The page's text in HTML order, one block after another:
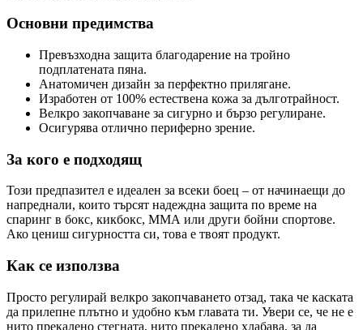
Основни предимства
Превъзходна защита благодарение на тройно
подплатената пяна.
Анатомичен дизайн за перфектно прилягане.
Изработен от 100% естествена кожа за дълготрайност.
Велкро закопчаване за сигурно и бързо регулиране.
Осигурява отлично периферно зрение.
За кого е подходящ
Този предпазител е идеален за всеки боец – от начинаещи до
напреднали, които търсят надеждна защита по време на
спаринг в бокс, кикбокс, ММА или други бойни спортове.
Ако цениш сигурността си, това е твоят продукт.
Как се използва
Просто регулирай велкро закопчаването отзад, така че каската
да прилепне плътно и удобно към главата ти. Увери се, че не е
нито прекалено стегната, нито прекалено хлабава, за да